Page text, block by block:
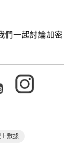
們一起討論加密
數據